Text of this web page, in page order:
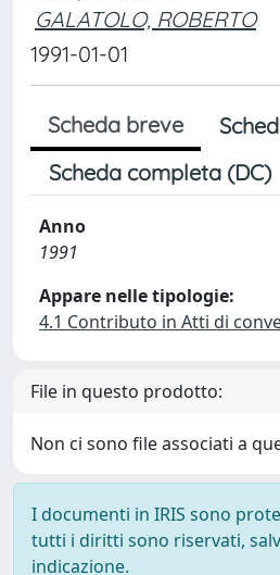
GALATOLO, ROBERTO
1991-01-01
Scheda breve
Scheda completa (DC)
Anno
1991
Appare nelle tipologie:
4.1 Contributo in Atti di
File in questo prodotto:
Non ci sono file associati a
I documenti in IRIS sono
tutti i diritti sono riservati,
indicazione.